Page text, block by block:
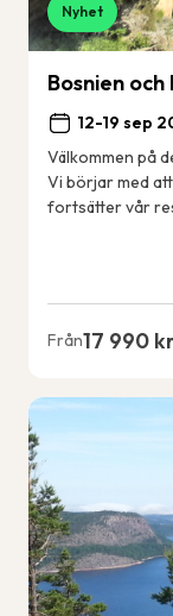
Nyhet
Bosnien
12-19 sep
Välkommen på
Vi börjar med
fortsätter vår
Från17 990